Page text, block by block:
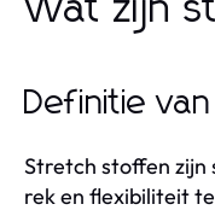
Wat zijn
Definitie
Stretch stoffen zijn
rek en flexibiliteit